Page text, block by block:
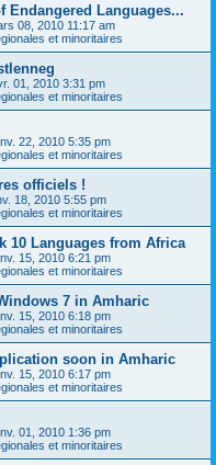
Endangered Languages...
08, 2010 11:17 am
et minoritaires
01, 2010 3:31 pm
et minoritaires
22, 2010 5:35 pm
et minoritaires
officiels !
18, 2010 5:55 pm
et minoritaires
10 Languages from Africa
15, 2010 6:21 pm
et minoritaires
7 in Amharic
15, 2010 6:18 pm
et minoritaires
soon in Amharic
15, 2010 6:17 pm
et minoritaires
01, 2010 1:36 pm
et minoritaires